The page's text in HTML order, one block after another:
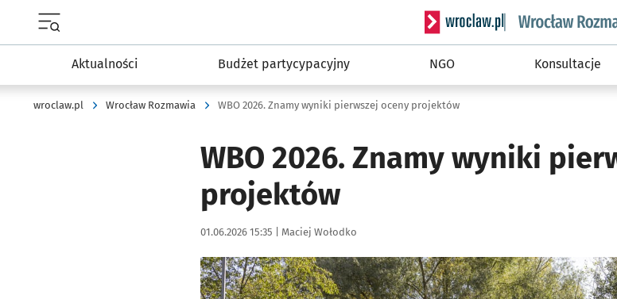
Serwis informacyjny wroclaw.pl
Aktualności Budżet partycypacyjny NGO Konsultacje
wroclaw.pl Wrocław Rozmawia WBO 2026. Znamy wyniki pierwszej oceny projektów
WBO 2026. Znamy wyniki
projektów
Data publikacji:
01.06.2026 15:35 | Autor:
Maciej Wołodko
Kliknij, aby powiększyć